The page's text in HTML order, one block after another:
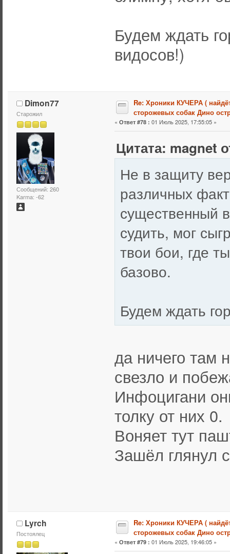
Будем ждать
видосов!)
Dimon77
Старожил
Сообщений: 260
Karma: -62
Re: Хроники КУЧЕРА (
сторожевых собак Дино
« Ответ #78 : 01 Июль 2025, 17:55:05 »
Цитата: magnet
Не в защиту
различных
существенный
судить, мог
твои бои, где
базово.
Будем ждать
да ничего там
свезло и
Инфоцигани
толку от них 0.
Воняет тут
Зашёл глянул
Lyrch
Постоялец
Re: Хроники КУЧЕРА (
сторожевых собак Дино
« Ответ #79 : 01 Июль 2025, 19:46:05 »